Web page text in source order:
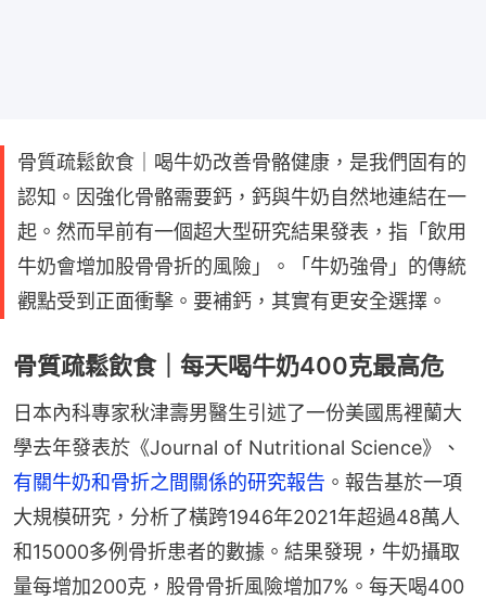
骨質疏鬆飲食｜喝牛奶改善骨骼健康，是我們固有的
認知。因強化骨骼需要鈣，鈣與牛奶自然地連結在一
起。然而早前有一個超大型研究結果發表，指「飲用
牛奶會增加股骨骨折的風險」。「牛奶強骨」的傳統
觀點受到正面衝擊。要補鈣，其實有更安全選擇。
骨質疏鬆飲食｜每天喝牛奶400克最高危
日本內科專家秋津壽男醫生引述了一份美國馬裡蘭大
學去年發表於《Journal of Nutritional Science》、
有關牛奶和骨折之間關係的研究報告 。報告基於一項
大規模研究，分析了橫跨1946年2021年超過48萬人
和15000多例骨折患者的數據。結果發現，牛奶攝取
量每增加200克，股骨骨折風險增加7%。每天喝400